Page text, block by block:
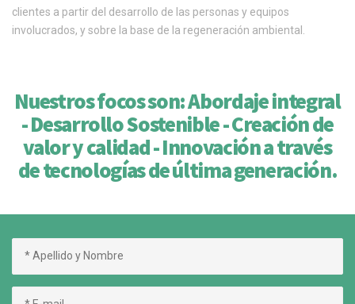
clientes a partir del desarrollo de las personas y equipos
involucrados, y sobre la base de la regeneración ambiental.
Nuestros focos son: Abordaje integral
- Desarrollo Sostenible - Creación de
valor y calidad - Innovación a través
de tecnologías de última generación.